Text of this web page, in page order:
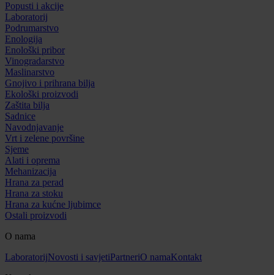
Popusti i akcije
Laboratorij
Podrumarstvo
Enologija
Enološki pribor
Vinogradarstvo
Maslinarstvo
Gnojivo i prihrana bilja
Ekološki proizvodi
Zaštita bilja
Sadnice
Navodnjavanje
Vrt i zelene površine
Sjeme
Alati i oprema
Mehanizacija
Hrana za perad
Hrana za stoku
Hrana za kućne ljubimce
Ostali proizvodi
O nama
LaboratorijNovosti i savjetiPartneriO namaKontakt